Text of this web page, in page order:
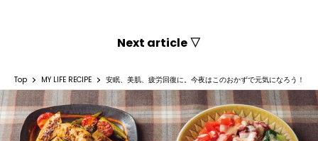
Next article ▽
Top MY LIFE RECIPE 安眠、美肌、疲労回復に。今夜はこのおかずで元気になろう！